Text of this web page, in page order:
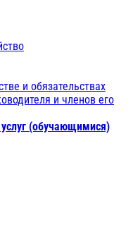
и обязательствах
и членов его
(обучающимися)